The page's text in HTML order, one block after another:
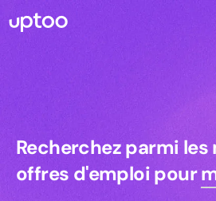
Recherchez parmi
Recherchez parmi les
offres d'emploi pour